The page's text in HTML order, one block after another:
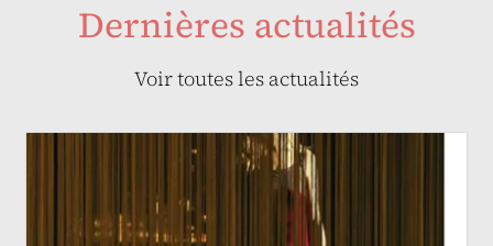
Dernières actualités
Voir toutes les actualités